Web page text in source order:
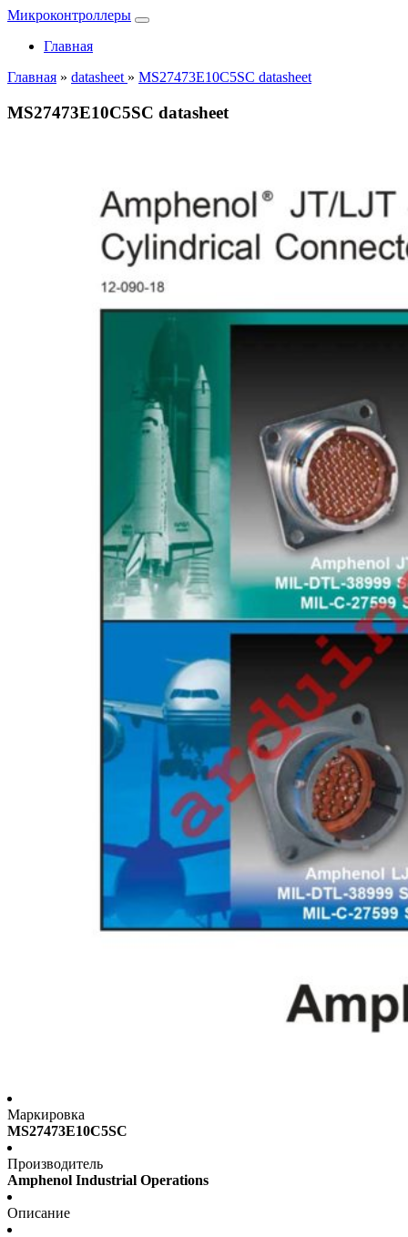
Микроконтроллеры
Главная
Главная » datasheet » MS27473E10C5SC datasheet
MS27473E10C5SC datasheet
Маркировка
MS27473E10C5SC
Производитель
Amphenol Industrial Operations
Описание